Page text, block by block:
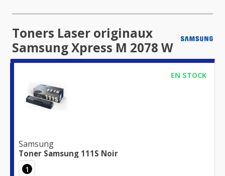
Toners Laser originaux
Samsung Xpress M 2078 W
EN STOCK
Samsung
Toner Samsung 111S Noir
1